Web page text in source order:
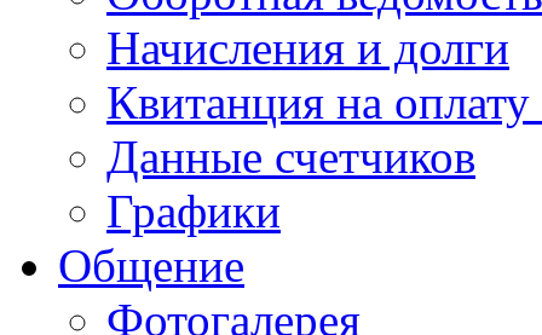
Начисления и долги
Квитанция на
Данные счетчиков
Графики
Общение
Фотогалерея